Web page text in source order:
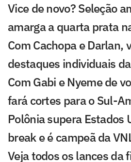
Vice de novo? Seleção
amarga a quarta prata
Com Cachopa e Darlan,
destaques individuais
Com Gabi e Nyeme de
fará cortes para o Sul-
Polônia supera Estados
break e é campeã da
Veja todos os lances da